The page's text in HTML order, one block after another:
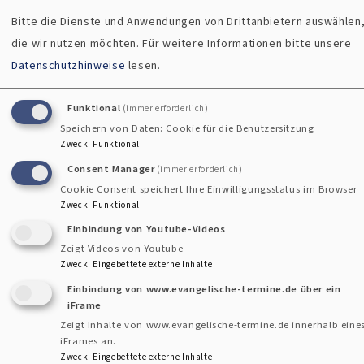
Nicht barrierefreie Inhalte
Die nachstehend aufgeführten Inhalte sind aus den
Barrieren Melden, Feedback und
Kontaktangaben
Sind Ihnen Barrieren beim Zugang zu Inhalten auf
www.suedliches-oberallgaeu-evangelisch.de aufgefallen?
Dann können Sie sich gerne bei uns melden. Wir freuen uns
auf Ihr Feedback und bemühen uns, die gemeldeten
Barrieren in Rahmen der technischen und wirtschaftlichen
Möglichkeiten schnellstmöglich zu beheben. Bitte teilen
Sie uns mit, auf welche Seite und bei welcher Funktion Sie
Bitte die Dienste und Anwendungen von Drittanbietern
die wir nutzen möchten.Für weitere Informationen bitte unsere
Datenschutzhinweise lesen.
Funktional (immer erforderlich)
Speichern von Daten: Cookie für die Benutzersitzung
Zweck: Funktional
Consent Manager (immer erforderlich)
Cookie Consent speichert Ihre Einwilligungsstatus im Browser
Zweck: Funktional
Einbindung von Youtube-Videos
Zeigt Videos von Youtube
Zweck: Eingebettete externe Inhalte
Einbindung von www.evangelische-termine.de über ein
iFrame
Zeigt Inhalte von www.evangelische-termine.de innerhalb
iFrames an.
Zweck: Eingebettete externe Inhalte